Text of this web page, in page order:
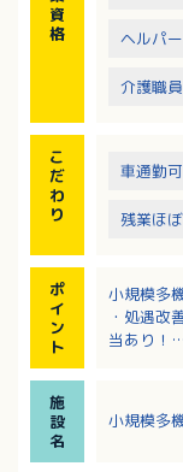
・食材、
・小口現
資
格
ヘルパ
介護職
こ
だ
わ
り
車通勤可
残業ほ
ポ
イ
ン
ト
小規模多
・処遇改
当あり！
施
設
名
小規模多